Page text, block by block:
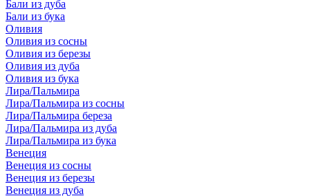
Бали из дуба
Бали из бука
Оливия
Оливия из сосны
Оливия из березы
Оливия из дуба
Оливия из бука
Лира/Пальмира
Лира/Пальмира из сосны
Лира/Пальмира береза
Лира/Пальмира из дуба
Лира/Пальмира из бука
Венеция
Венеция из сосны
Венеция из березы
Венеция из дуба